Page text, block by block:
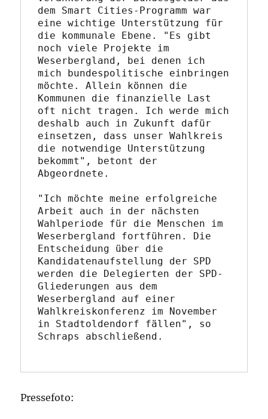
dem Smart Cities-Programm war
eine wichtige Unterstützung für
die kommunale Ebene. "Es gibt
noch viele Projekte im
Weserbergland, bei denen ich
mich bundespolitische einbringen
möchte. Allein können die
Kommunen die finanzielle Last
oft nicht tragen. Ich werde mich
deshalb auch in Zukunft dafür
einsetzen, dass unser Wahlkreis
die notwendige Unterstützung
bekommt", betont der
Abgeordnete.
"Ich möchte meine erfolgreiche
Arbeit auch in der nächsten
Wahlperiode für die Menschen im
Weserbergland fortführen. Die
Entscheidung über die
Kandidatenaufstellung der SPD
werden die Delegierten der SPD-
Gliederungen aus dem
Weserbergland auf einer
Wahlkreiskonferenz im November
in Stadtoldendorf fällen", so
Schraps abschließend.
Pressefoto: